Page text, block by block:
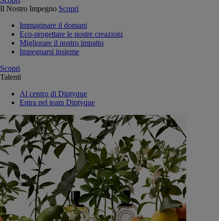
Il Nostro Impegno Scopri
Immaginare il domani
Eco-progettare le nostre creazioni
Migliorare il nostro impatto
Impegnarsi insieme
Scopri
Talenti
Al centro di Diptyque
Entra nel team Diptyque